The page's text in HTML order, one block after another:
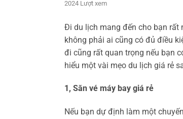
2024 Lượt xem
Đi du lịch mang đến cho bạn rất
không phải ai cũng có đủ điều
đi cũng rất quan trọng nếu bạn
hiểu một vài mẹo du lịch giá rẻ
1, Săn vé máy bay giá rẻ
Nếu bạn dự định làm một